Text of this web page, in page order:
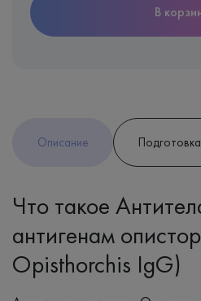
В
Описание Подготовка
Что такое
антигенам
Opisthorchis IgG)